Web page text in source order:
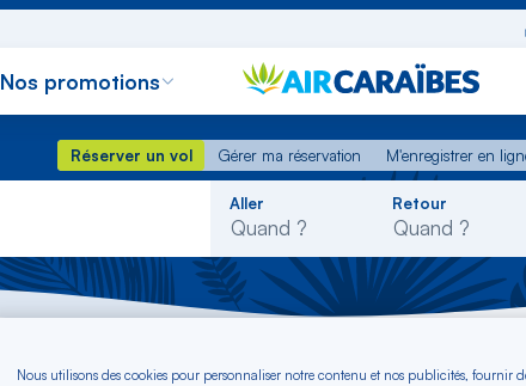
Nos promotions
Réserver un vol Gérer ma réservation M'enregistrer en
Réserver un vol
Gérer ma réservation M'enregistrer en
Rechercher
dans
liste
Aller Retour
Nous utilisons des cookies pour personnaliser notre contenu et nos publicités, fournir